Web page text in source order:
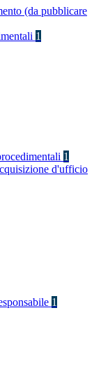
(da pubblicare
1
1
d'ufficio
1